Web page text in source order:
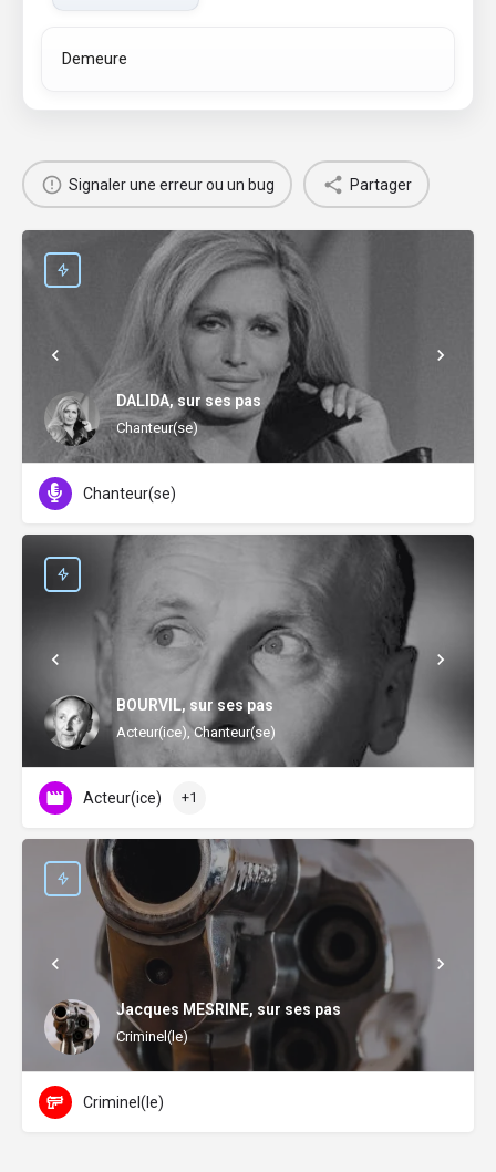
Demeure
Signaler une erreur ou un bug Partager
DALIDA, sur ses pas
Chanteur(se)
Chanteur(se)
BOURVIL, sur ses pas
Acteur(ice), Chanteur(se)
Acteur(ice) +1
Jacques MESRINE, sur ses pas
Criminel(le)
Criminel(le)